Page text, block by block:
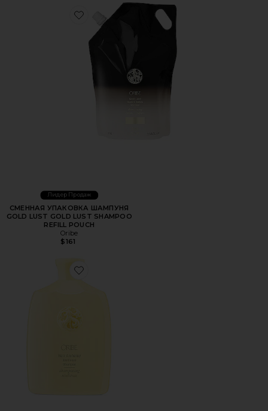
Favorite СМЕННАЯ УПАКОВКА ШАМПУНЯ GOLD LUST
Лидер Продаж
СМЕННАЯ УПАКОВКА ШАМПУНЯ
GOLD LUST GOLD LUST SHAMPOO
REFILL POUCH
Oribe
$161
Favorite ШАМПУНЬ HAIR ALCHEMY RESILIENCE